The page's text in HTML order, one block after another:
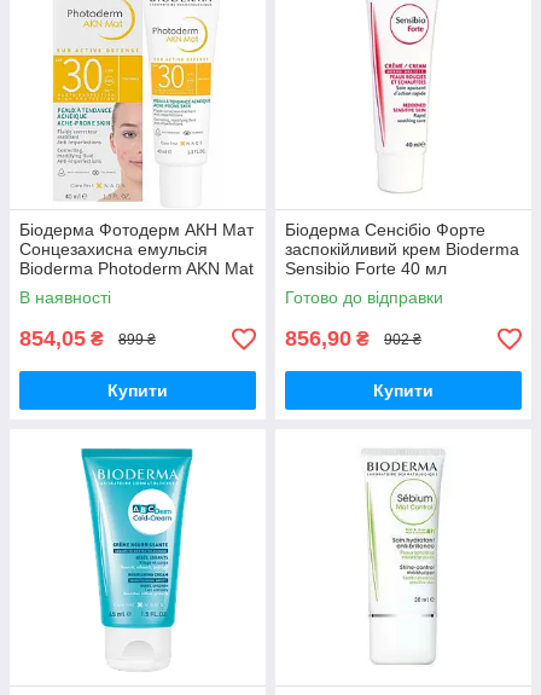
Біодерма Фотодерм АКН Мат
Сонцезахисна емульсія
Bioderma Photoderm AKN Mat
SPF 30 Matifying Sun Fluid 40
мл
В наявності
854,05 ₴ 899 ₴
Купити
Біодерма Сенсібіо Форте
заспокійливий крем Bioderma
Sensibio Forte 40 мл
Готово до відправки
856,90 ₴ 902 ₴
Купити